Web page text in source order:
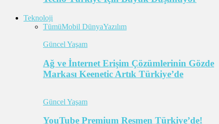
Teknoloji
TümüMobil DünyaYazılım
Güncel Yaşam
Ağ ve İnternet Erişim Çözümlerinin Gözde
Markası Keenetic Artık Türkiye’de
Güncel Yaşam
YouTube Premium Resmen Türkiye’de!